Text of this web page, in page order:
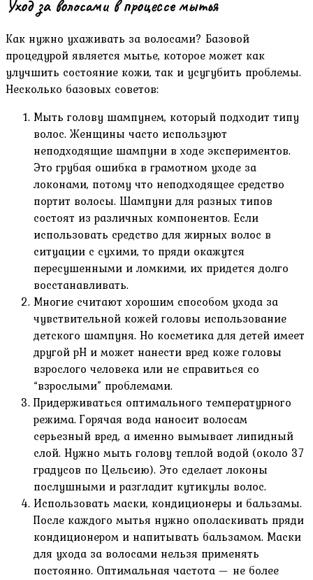
Уход за волосами в процессе мытья
Как нужно ухаживать за волосами? Базовой
процедурой является мытье, которое может как
улучшить состояние кожи, так и усугубить проблемы.
Несколько базовых советов:
Мыть голову шампунем, который подходит типу
волос. Женщины часто используют
неподходящие шампуни в ходе экспериментов.
Это грубая ошибка в грамотном уходе за
локонами, потому что неподходящее средство
портит волосы. Шампуни для разных типов
состоят из различных компонентов. Если
использовать средство для жирных волос в
ситуации с сухими, то пряди окажутся
пересушенными и ломкими, их придется долго
восстанавливать.
Многие считают хорошим способом ухода за
чувствительной кожей головы использование
детского шампуня. Но косметика для детей имеет
другой рН и может нанести вред коже головы
взрослого человека или не справиться со
“взрослыми” проблемами.
Придерживаться оптимального температурного
режима. Горячая вода наносит волосам
серьезный вред, а именно вымывает липидный
слой. Нужно мыть голову теплой водой (около 37
градусов по Цельсию). Это сделает локоны
послушными и разгладит кутикулы волос.
Использовать маски, кондиционеры и бальзамы.
После каждого мытья нужно ополаскивать пряди
кондиционером и напитывать бальзамом. Маски
для ухода за волосами нельзя применять
постоянно. Оптимальная частота — не более